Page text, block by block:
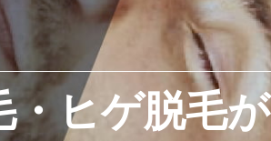
・ヒゲ脱毛が